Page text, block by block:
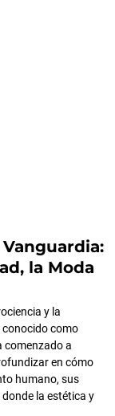
la Moda
y la
como
comenzado a
en cómo
humano, sus
la estética y